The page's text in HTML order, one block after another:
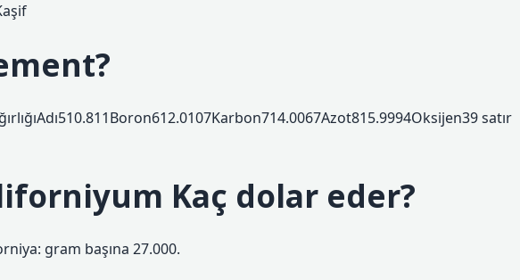
satır
Kaç dolar eder?
gram başına 27.000.